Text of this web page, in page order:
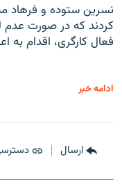
نسرین ستوده و فرهاد
کردند که در صورت
فعال کارگری، اقدام به
ادامه خبر
ارسال